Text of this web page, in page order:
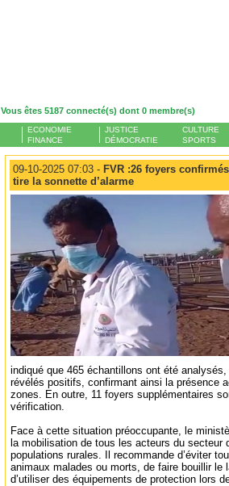
Vous êtes 5187 connecté(s) dont 0 membre(s)
ECONOMIE
FINANCE
JUSTICE
DÉMOCRATIE
CULTURE
SPORTS
09-10-2025 07:03 - FVR :26 foyers
tire la sonnette d’alarme
indiqué que 465 échantillons ont été
révélés positifs, confirmant ainsi la présence
zones. En outre, 11 foyers supplémentaires
vérification.
Face à cette situation préoccupante, le
la mobilisation de tous les acteurs du secteur
populations rurales. Il recommande d’éviter
animaux malades ou morts, de faire bouillir le
d’utiliser des équipements de protection lors